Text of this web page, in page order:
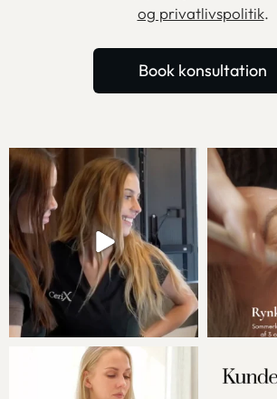
og privatlivspolitik.
Book konsultation